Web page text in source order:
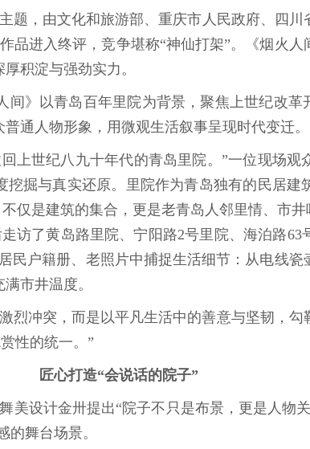
题，由文化和旅游部、重庆市人民政府、四
品进入终评，竞争堪称“神仙打架”。《烟火
积淀与强劲实力。
以青岛百年里院为背景，聚焦上世纪改革
通人物形象，用微观生活叙事呈现时代变迁。
世纪八九十年代的青岛里院。”一位现场观
掘与真实还原。里院作为青岛独有的民居
仅是建筑的集合，更是老青岛人邻里情、市井
访了黄岛路里院、宁阳路2号里院、海泊路63
民户籍册、老照片中捕捉生活细节：从电线
市井温度。
冲突，而是以平凡生活中的善意与坚韧，勾
性的统一。”
匠心打造“会说话的院子”
美设计金卅提出“院子不只是布景，更是人物
的舞台场景。